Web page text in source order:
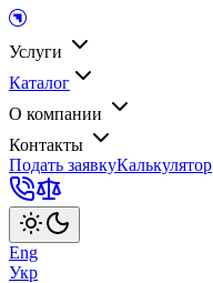
Услуги
Каталог
О компании
Контакты
Подать заявкуКалькулятор
Eng
Укр